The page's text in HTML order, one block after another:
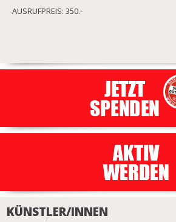
AUSRUFPREIS: 350.-
KÜNSTLER/INNEN